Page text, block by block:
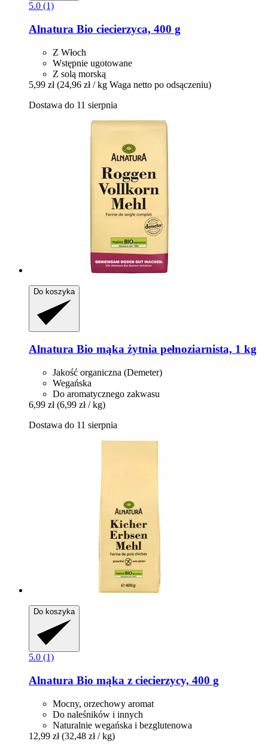
5.0 (1)
Alnatura Bio ciecierzyca, 400 g
Z Włoch
Wstępnie ugotowane
Z solą morską
5,99 zł (24,96 zł / kg Waga netto po odsączeniu)
Dostawa do 11 sierpnia
Do koszyka
Alnatura Bio mąka żytnia pełnoziarnista, 1 kg
Jakość organiczna (Demeter)
Wegańska
Do aromatycznego zakwasu
6,99 zł (6,99 zł / kg)
Dostawa do 11 sierpnia
Do koszyka
5.0 (1)
Alnatura Bio mąka z ciecierzycy, 400 g
Mocny, orzechowy aromat
Do naleśników i innych
Naturalnie wegańska i bezglutenowa
12,99 zł (32,48 zł / kg)